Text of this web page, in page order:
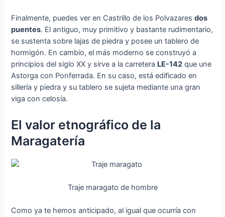
Finalmente, puedes ver en Castrillo de los Polvazaresdos
puentes. El antiguo, muy primitivo y bastante rudimentario,
se sustenta sobre lajas de piedra y posee un tablero de
hormigón. En cambio, el más moderno se construyó a
principios del siglo XX y sirve a la carretera LE-142 que une
Astorga con Ponferrada. En su caso, está edificado en
sillería y piedra y su tablero se sujeta mediante una gran
viga con celosía.
El valor etnográfico de la
Maragatería
Traje maragato de hombre
Como ya te hemos anticipado, al igual que ocurría con